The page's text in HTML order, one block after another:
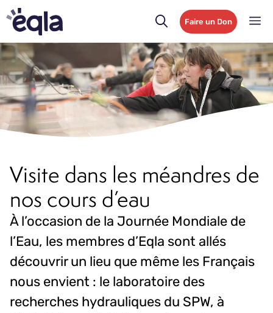
Faire un Don
Visite dans les méandres de
nos cours d’eau
À l’occasion de la Journée Mondiale de
l’Eau, les membres d’Eqla sont allés
découvrir un lieu que même les Français
nous envient : le laboratoire des
recherches hydrauliques du SPW, à